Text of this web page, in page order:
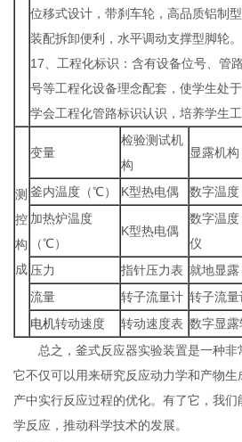
位移式设计，带刹车轮，高品质铝制
装配拆卸便利，水平调动支撑型脚轮。
17、工程化标识：含有设备位号、管
号等工程化设备理念配套，使学生处
学会工程化管路标识认识，培养学生工
测
控
构
成
变量
检验测试机
构
显露机构
釜内温度（℃） K型热电偶 数字温
加热炉温度
（℃）
K型热电偶
数字温
仪
压力
指针压力表 就地显露
流量
转子流量计 转子流量
电机转动速度 转动速度表 数字显
总之，釜式反应器实验装置是一种非
它不仅可以用来研究反应动力学和产物
产中实行反应过程的优化。有了它，我
学反应，推动科学技术的发展。